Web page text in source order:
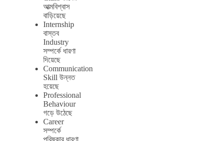
আত্মবিশ্বাস
বাড়িয়েছে
Internship
বাস্তব
Industry
সম্পর্কে ধারণা
দিয়েছে
Communication
Skill উন্নত
হয়েছে
Professional
Behaviour
গড়ে উঠেছে
Career
সম্পর্কে
পরিষ্কার ধারণা